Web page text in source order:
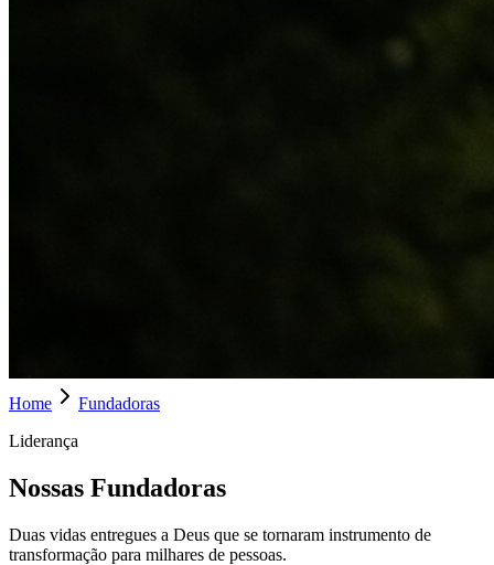
Home
Fundadoras
Liderança
Nossas Fundadoras
Duas vidas entregues a Deus que se tornaram instrumento de
transformação para milhares de pessoas.